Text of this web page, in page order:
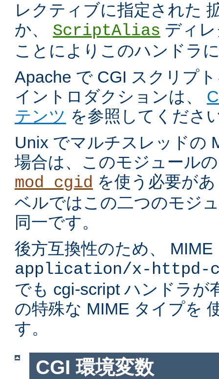
レクティブに指定された
か、 ScriptAlias ディ
ことによりこのハンドラ
Apache で CGI スクリプ
イントロダクションは、
テンツ を参照してくださ
Unix でマルチスレッドの
場合は、このモジュール
mod_cgid を使う必要が
ベルではこの二つのモジ
同一です。
後方互換性のため、
application/x-httpd-
でも cgi-script ハンドラが
の特殊な MIME タイプを
す。
CGI 環境変数